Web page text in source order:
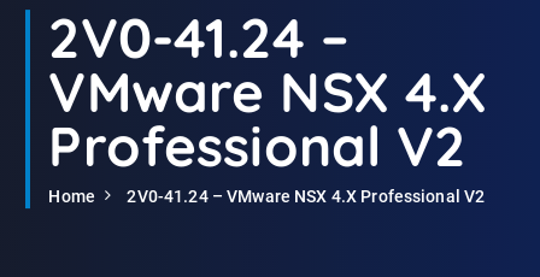
2V0-41.24 –
VMware NSX 4.X
Professional V2
Home 2V0-41.24 – VMware NSX 4.X Professional V2